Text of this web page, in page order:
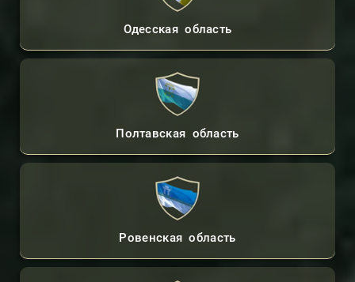
Одесская область
Полтавская область
Ровенская область